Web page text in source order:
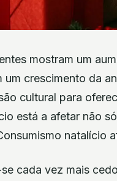
mostram um
um crescimento da
cultural para
está a afetar não
natalício
cada vez mais